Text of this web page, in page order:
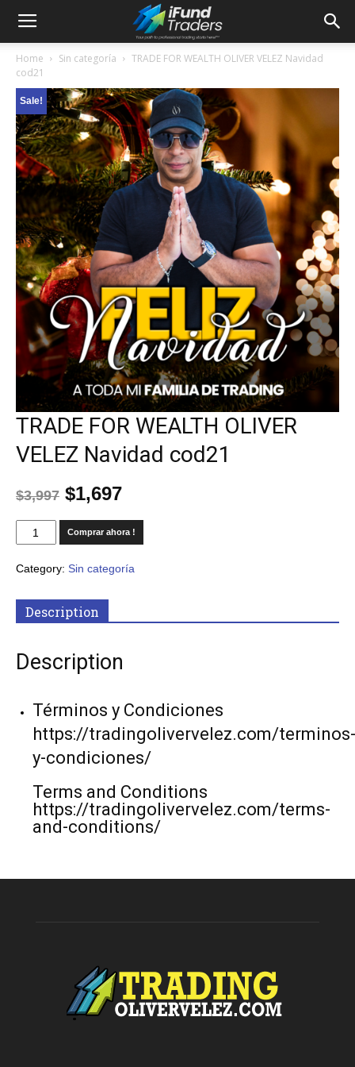
Home Sin categoría
TRADE FOR WEALTH OLIVER VELEZ Navidad
cod21
Sale!
TRADE FOR WEALTH OLIVER
VELEZ Navidad cod21
$3,997 $1,697
Comprar ahora !
Category: Sin categoría
Description
Description
Términos y Condiciones
https://tradingolivervelez.com/terminos-
y-condiciones/
Terms and Conditions
https://tradingolivervelez.com/terms-
and-conditions/